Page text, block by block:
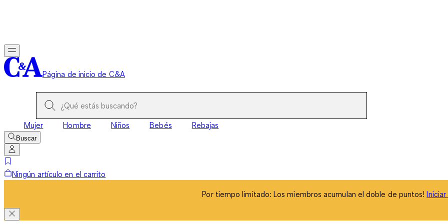
Página de inicio de C&A
Mujer Hombre Niños Bebés Rebajas
Buscar
Ningún artículo en el carrito
Por tiempo limitado: Los miembros acumulan el doble de puntos!